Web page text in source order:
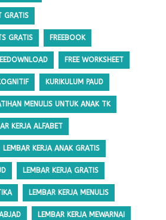
GRATIS
GRATIS FREEBOOK
FREE WORKSHEET
KURIKULUM PAUD
MENULIS UNTUK ANAK TK
KERJA ALFABET
LEMBAR KERJA ANAK GRATIS
LEMBAR KERJA GRATIS
LEMBAR KERJA MENULIS
LEMBAR KERJA MEWARNAI